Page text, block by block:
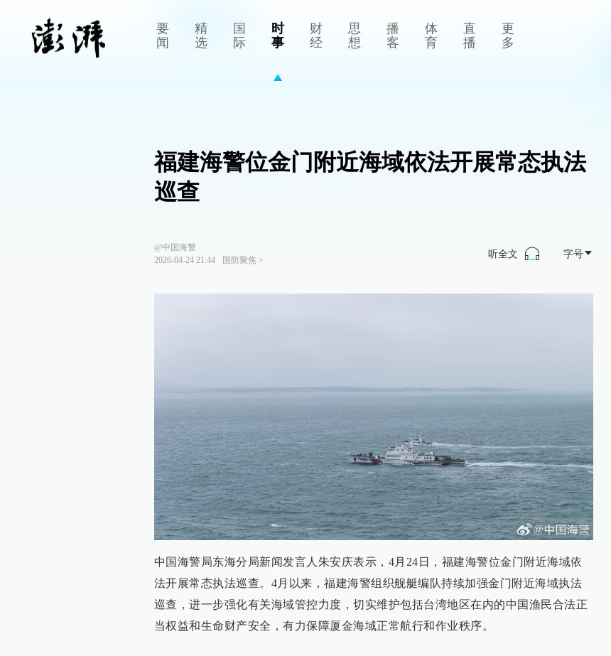
要
闻
精
选
国
际
时
事
财
经
思
想
播
客
体
育
直
播
更
多
福建海警位金门附近海域依法开展常态执法
巡查
@中国海警
2026-04-24 21:44
国防聚焦 >
听全文 字号
中国海警局东海分局新闻发言人朱安庆表示，4月24日，福建海警位金门附近海域依
法开展常态执法巡查。4月以来，福建海警组织舰艇编队持续加强金门附近海域执法
巡查，进一步强化有关海域管控力度，切实维护包括台湾地区在内的中国渔民合法正
当权益和生命财产安全，有力保障厦金海域正常航行和作业秩序。